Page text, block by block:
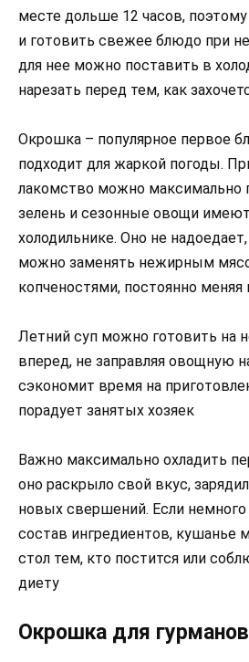
месте дольше 12 часов,
и готовить свежее блюдо при
для нее можно поставить в
нарезать перед тем, как
Окрошка – популярное первое
подходит для жаркой погоды.
лакомство можно максимально
зелень и сезонные овощи
холодильнике. Оно не
можно заменять нежирным
копченостями, постоянно меняя
Летний суп можно готовить на
вперед, не заправляя овощную
сэкономит время на
порадует занятых хозяек
Важно максимально охладить
оно раскрыло свой вкус,
новых свершений. Если
состав ингредиентов, кушанье
стол тем, кто постится или
диету
Окрошка для гурманов